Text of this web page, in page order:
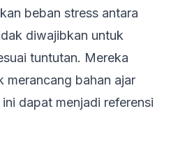
beban stress antara
diwajibkan untuk
tuntutan. Mereka
merancang bahan ajar
dapat menjadi referensi